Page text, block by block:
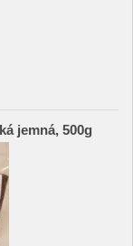
jemná, 500g